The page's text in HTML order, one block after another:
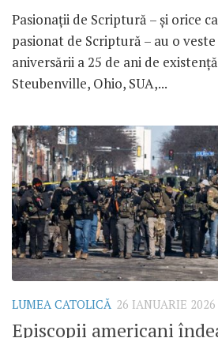
Pasionații de Scriptură – și orice
pasionat de Scriptură – au o
aniversării a 25 de ani de
Steubenville, Ohio, SUA,...
LUMEA CATOLICĂ 26 IANUARIE 2026
Episcopii americani